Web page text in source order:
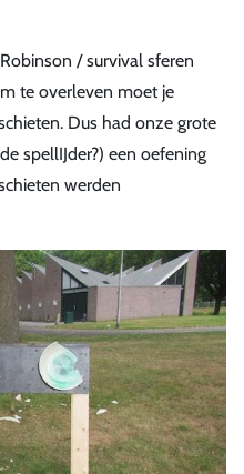
/ survival sferen
te overleven moet je
Dus had onze grote
spellIJder?) een oefening
werden